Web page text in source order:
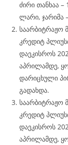
ძირი თანხაა
ლარი, ჯარიმა
საარბიტრაჟო
კრედიტ
დაეკისროს
აპრილამდე,
დარიცხული
გადახდა.
საარბიტრაჟო
კრედიტ
დაეკისროს
აპრილამდე,